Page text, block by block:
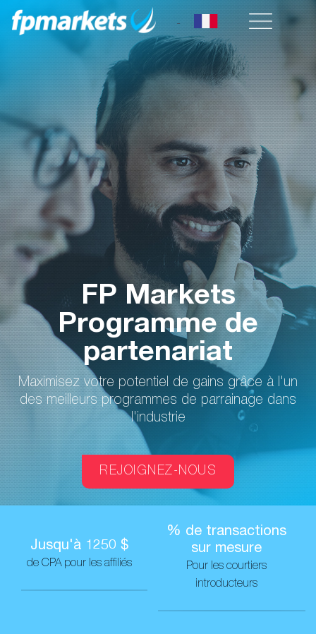
FP Markets
Programme de
partenariat
Maximisez votre potentiel de gains grâce à l'un
des meilleurs programmes de parrainage dans
l'industrie
REJOIGNEZ-NOUS
Jusqu'à 1250 $
de CPA pour les affiliés
% de transactions
sur mesure
Pour les courtiers
introducteurs